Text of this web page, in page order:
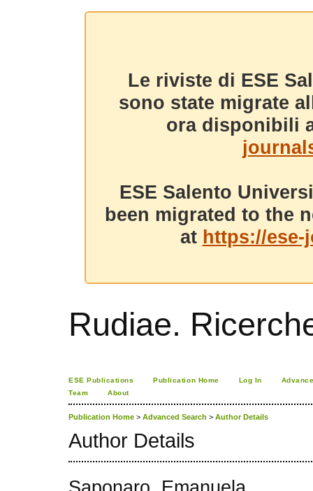
Le riviste di ESE
sono state migrate
ora disponibili
ESE Salento
been migrated to the
at https://
Rudiae.
ESE Publications Publication Home Log In
Team
About
Publication Home > Advanced Search > Author Details
Author Details